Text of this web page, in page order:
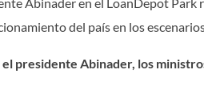
del país en los
presidente Abinader, los